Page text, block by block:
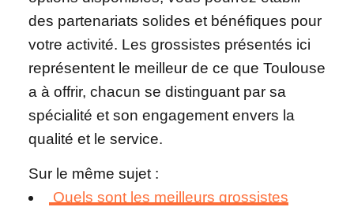
des partenariats solides et bénéfiques pour
votre activité. Les grossistes présentés ici
représentent le meilleur de ce que Toulouse
a à offrir, chacun se distinguant par sa
spécialité et son engagement envers la
qualité et le service.
Sur le même sujet :
Quels sont les meilleurs grossistes